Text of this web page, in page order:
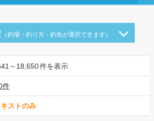
（釣場・釣り方・釣魚が選択できます）
～18,650件を表示
件
ストのみ